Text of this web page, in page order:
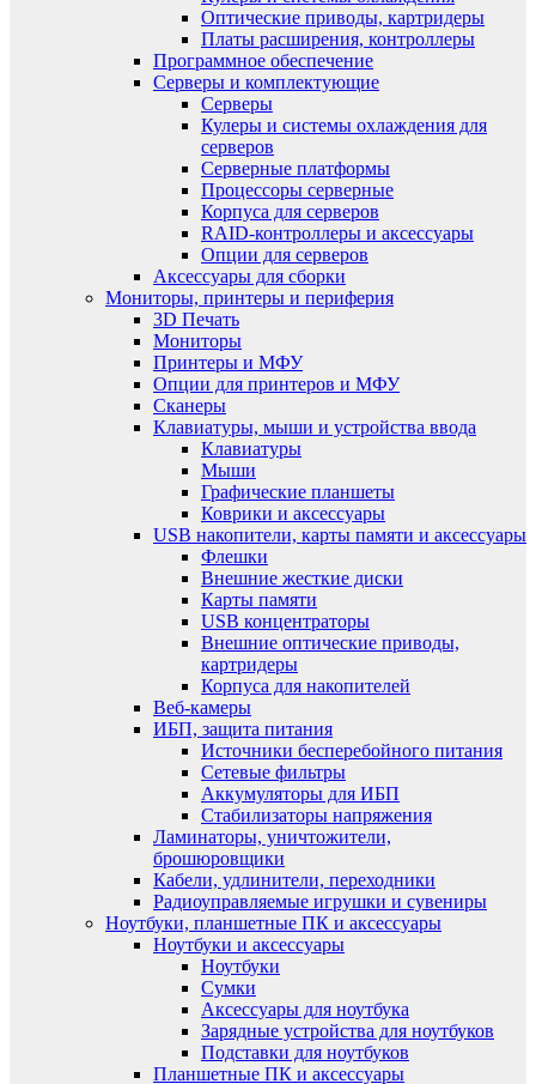
Оптические приводы, картридеры
Платы расширения, контроллеры
Программное обеспечение
Серверы и комплектующие
Серверы
Кулеры и системы охлаждения для
серверов
Серверные платформы
Процессоры серверные
Корпуса для серверов
RAID-контроллеры и аксессуары
Опции для серверов
Аксессуары для сборки
Мониторы, принтеры и периферия
3D Печать
Мониторы
Принтеры и МФУ
Опции для принтеров и МФУ
Сканеры
Клавиатуры, мыши и устройства ввода
Клавиатуры
Мыши
Графические планшеты
Коврики и аксессуары
USB накопители, карты памяти и аксессуары
Флешки
Внешние жесткие диски
Карты памяти
USB концентраторы
Внешние оптические приводы,
картридеры
Корпуса для накопителей
Веб-камеры
ИБП, защита питания
Источники бесперебойного питания
Сетевые фильтры
Аккумуляторы для ИБП
Стабилизаторы напряжения
Ламинаторы, уничтожители,
брошюровщики
Кабели, удлинители, переходники
Радиоуправляемые игрушки и сувениры
Ноутбуки, планшетные ПК и аксессуары
Ноутбуки и аксессуары
Ноутбуки
Сумки
Аксессуары для ноутбука
Зарядные устройства для ноутбуков
Подставки для ноутбуков
Планшетные ПК и аксессуары